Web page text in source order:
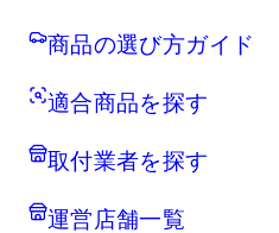
商品の選び方ガイド
適合商品を探す
取付業者を探す
運営店舗一覧